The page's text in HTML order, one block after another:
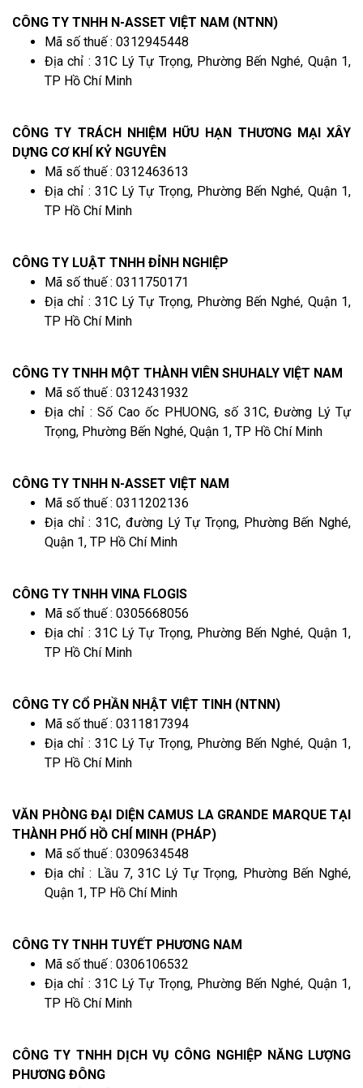
CÔNG TY TNHH N-ASSET VIỆT NAM (NTNN)
Mã số thuế : 0312945448
Địa chỉ : 31C Lý Tự Trọng, Phường Bến Nghé, Quận 1,
TP Hồ Chí Minh
CÔNG TY TRÁCH NHIỆM HỮU HẠN THƯƠNG MẠI XÂY
DỰNG CƠ KHÍ KỶ NGUYÊN
Mã số thuế : 0312463613
Địa chỉ : 31C Lý Tự Trọng, Phường Bến Nghé, Quận 1,
TP Hồ Chí Minh
CÔNG TY LUẬT TNHH ĐỈNH NGHIỆP
Mã số thuế : 0311750171
Địa chỉ : 31C Lý Tự Trọng, Phường Bến Nghé, Quận 1,
TP Hồ Chí Minh
CÔNG TY TNHH MỘT THÀNH VIÊN SHUHALY VIỆT NAM
Mã số thuế : 0312431932
Địa chỉ : Số Cao ốc PHUONG, số 31C, Đường Lý Tự
Trọng, Phường Bến Nghé, Quận 1, TP Hồ Chí Minh
CÔNG TY TNHH N-ASSET VIỆT NAM
Mã số thuế : 0311202136
Địa chỉ : 31C, đường Lý Tự Trọng, Phường Bến Nghé,
Quận 1, TP Hồ Chí Minh
CÔNG TY TNHH VINA FLOGIS
Mã số thuế : 0305668056
Địa chỉ : 31C Lý Tự Trọng, Phường Bến Nghé, Quận 1,
TP Hồ Chí Minh
CÔNG TY CỔ PHẦN NHẬT VIỆT TINH (NTNN)
Mã số thuế : 0311817394
Địa chỉ : 31C Lý Tự Trọng, Phường Bến Nghé, Quận 1,
TP Hồ Chí Minh
VĂN PHÒNG ĐẠI DIỆN CAMUS LA GRANDE MARQUE TẠI
THÀNH PHỐ HỒ CHÍ MINH (PHÁP)
Mã số thuế : 0309634548
Địa chỉ : Lầu 7, 31C Lý Tự Trọng, Phường Bến Nghé,
Quận 1, TP Hồ Chí Minh
CÔNG TY TNHH TUYẾT PHƯƠNG NAM
Mã số thuế : 0306106532
Địa chỉ : 31C Lý Tự Trọng, Phường Bến Nghé, Quận 1,
TP Hồ Chí Minh
CÔNG TY TNHH DỊCH VỤ CÔNG NGHIỆP NĂNG LƯỢNG
PHƯƠNG ĐÔNG